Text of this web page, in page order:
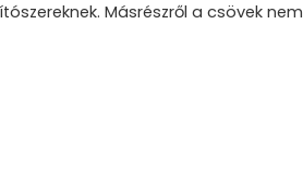
Másrészről a csövek nem